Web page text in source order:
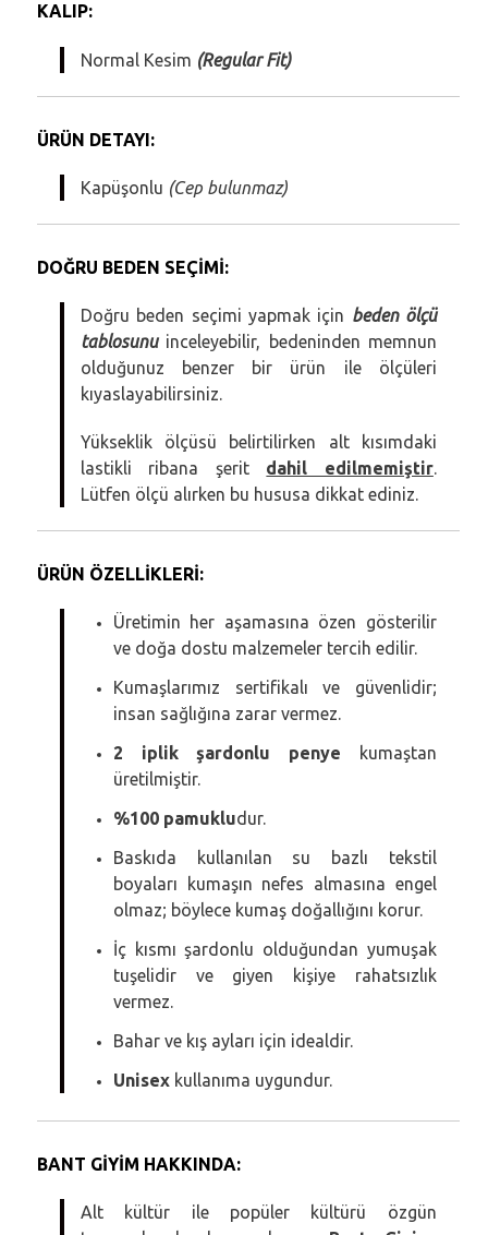
KALIP:
Normal Kesim (Regular Fit)
ÜRÜN DETAYI:
Kapüşonlu (Cep bulunmaz)
DOĞRU BEDEN SEÇİMİ:
Doğru beden seçimi yapmak için beden ölçü
tablosunuinceleyebilir, bedeninden memnun
olduğunuz benzer bir ürün ile ölçüleri
kıyaslayabilirsiniz.
Yükseklik ölçüsü belirtilirken alt kısımdaki
lastikli ribana şerit dahil edilmemiştir.
Lütfen ölçü alırken bu hususa dikkat ediniz.
ÜRÜN ÖZELLİKLERİ:
Üretimin her aşamasına özen gösterilir
ve doğa dostu malzemeler tercih edilir.
Kumaşlarımız sertifikalı ve güvenlidir;
insan sağlığına zarar vermez.
2 iplik şardonlu penye kumaştan
üretilmiştir.
%100 pamukludur.
Baskıda kullanılan su bazlı tekstil
boyaları kumaşın nefes almasına engel
olmaz; böylece kumaş doğallığını korur.
İç kısmı şardonlu olduğundan yumuşak
tuşelidir ve giyen kişiye rahatsızlık
vermez.
Bahar ve kış ayları için idealdir.
Unisexkullanıma uygundur.
BANT GİYİM HAKKINDA:
Alt kültür ile popüler kültürü özgün